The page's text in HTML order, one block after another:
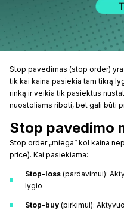
Stop pavedimas (stop order)
tik kai kaina pasiekia tam tikrą
rinką ir veikia tik pasiektus
nuostoliams riboti, bet gali būti
Stop pavedimo
Stop order „miega” kol kaina
price). Kai pasiekiama:
Stop-loss (pardavimui):
lygio
Stop-buy (pirkimui):